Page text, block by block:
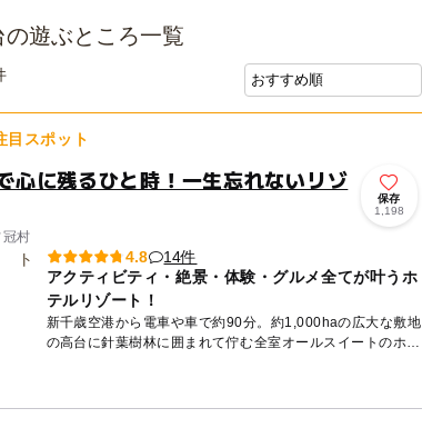
遊ぶところ一覧
目スポット
心に残るひと時！一生忘れないリゾ
村
保存
1,198
4.8
14件
アクティビティ・絶景・体験・グルメ全てが叶うホ
テルリゾート！
新千歳空港から電車や車で約90分。約1,000haの広大な敷地
の高台に針葉樹林に囲まれて佇む全室オールスイートのホテ